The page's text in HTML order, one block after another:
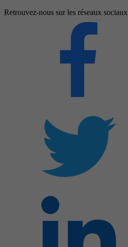
Retrouvez-nous sur les réseaux sociaux